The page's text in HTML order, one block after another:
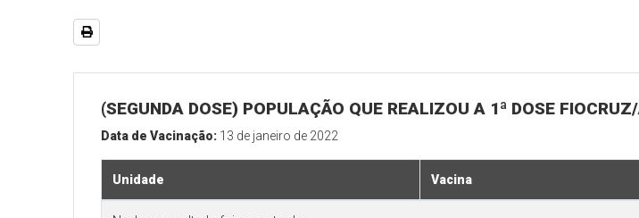
(SEGUNDA DOSE) POPULAÇÃO QUE REALIZOU A 1ª DOSE
Data de Vacinação: 13 de janeiro de 2022
Unidade Vacina